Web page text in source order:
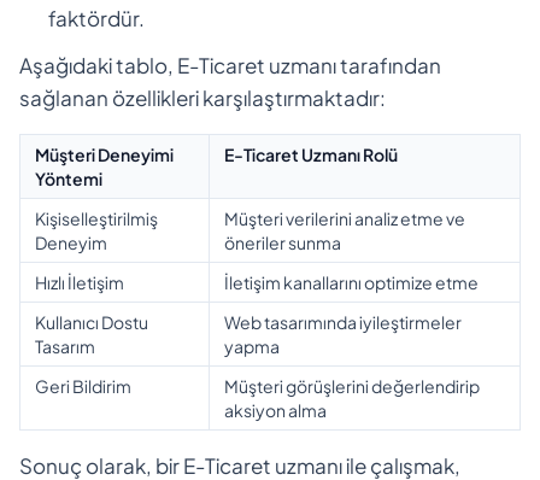
faktördür.
Aşağıdaki tablo, E-Ticaret uzmanı tarafından
sağlanan özellikleri karşılaştırmaktadır:
Müşteri Deneyimi
Yöntemi
E-Ticaret Uzmanı Rolü
Kişiselleştirilmiş
Deneyim
Müşteri verilerini analiz etme ve
öneriler sunma
Hızlı İletişim
İletişim kanallarını optimize etme
Kullanıcı Dostu
Tasarım
Web tasarımında iyileştirmeler
yapma
Geri Bildirim
Müşteri görüşlerini değerlendirip
aksiyon alma
Sonuç olarak, bir E-Ticaret uzmanı ile çalışmak,